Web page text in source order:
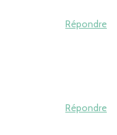
Répondre
Répondre